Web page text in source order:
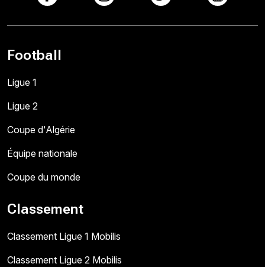
Football
Ligue 1
Ligue 2
Coupe d'Algérie
Équipe nationale
Coupe du monde
Classement
Classement Ligue 1 Mobilis
Classement Ligue 2 Mobilis